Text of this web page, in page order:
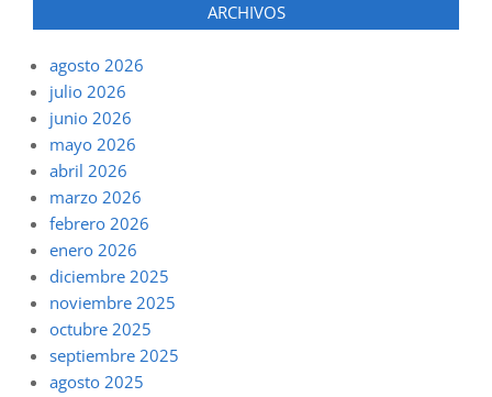
ARCHIVOS
agosto 2026
julio 2026
junio 2026
mayo 2026
abril 2026
marzo 2026
febrero 2026
enero 2026
diciembre 2025
noviembre 2025
octubre 2025
septiembre 2025
agosto 2025